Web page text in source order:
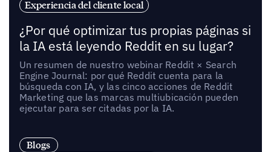
Experiencia del cliente local
¿Por qué optimizar tus propias páginas si
la IA está leyendo Reddit en su lugar?
Un resumen de nuestro webinar Reddit × Search
Engine Journal: por qué Reddit cuenta para la
búsqueda con IA, y las cinco acciones de Reddit
Marketing que las marcas multiubicación pueden
ejecutar para ser citadas por la IA.
Blogs